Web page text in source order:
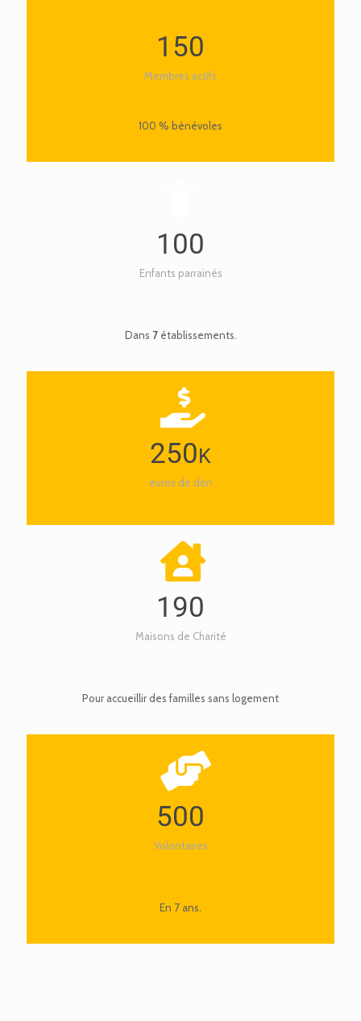
150
Membres actifs
100 % bénévoles
100
Enfants parrainés
Dans 7établissements.
250K
euros de don
190
Maisons de Charité
Pour accueillir des familles sans logement
500
Volontaires
En 7 ans.